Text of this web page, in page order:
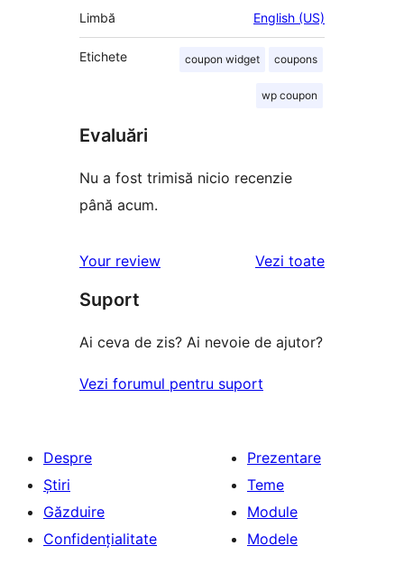
Limbă English (US)
Etichete coupon widget coupons
wp coupon
Evaluări
Nu a fost trimisă nicio recenzie
până acum.
Your review Vezi toaterecenziile
Suport
Ai ceva de zis? Ai nevoie de ajutor?
Vezi forumul pentru suport
Despre
Știri
Găzduire
Confidențialitate
Prezentare
Teme
Module
Modele